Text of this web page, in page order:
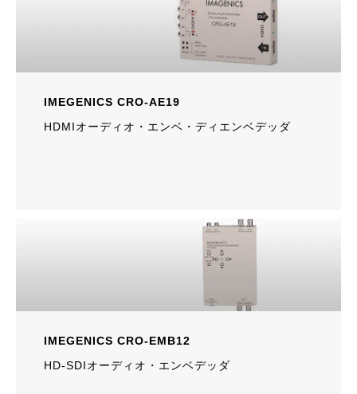
IMEGENICS CRO-AE19
HDMIオーディオ・エンベ・ディエンベデッダ
IMEGENICS CRO-EMB12
HD-SDIオーディオ・エンベデッダ